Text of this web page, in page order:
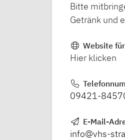
Bitte
Getränk und
Website
Hier klicken
09421-
E-Mail-
info@vhs-